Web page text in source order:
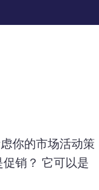
new tab)
你的市场活动策
促销？ 它可以是
tab)